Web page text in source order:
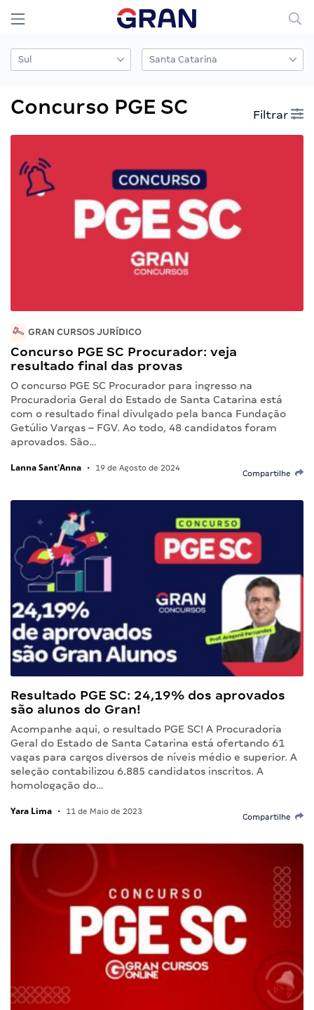
Concurso PGE SC Filtrar
GRAN CURSOS JURÍDICO
Concurso PGE SC Procurador: veja
resultado final das provas
O concurso PGE SC Procurador para ingresso na
Procuradoria Geral do Estado de Santa Catarina está
com o resultado final divulgado pela banca Fundação
Getúlio Vargas – FGV. Ao todo, 48 candidatos foram
aprovados. São…
Lanna Sant'Anna • 19 de Agosto de 2024
Compartilhe
Resultado PGE SC: 24,19% dos aprovados
são alunos do Gran!
Acompanhe aqui, o resultado PGE SC! A Procuradoria
Geral do Estado de Santa Catarina está ofertando 61
vagas para cargos diversos de níveis médio e superior. A
seleção contabilizou 6.885 candidatos inscritos. A
homologação do…
Yara Lima • 11 de Maio de 2023
Compartilhe